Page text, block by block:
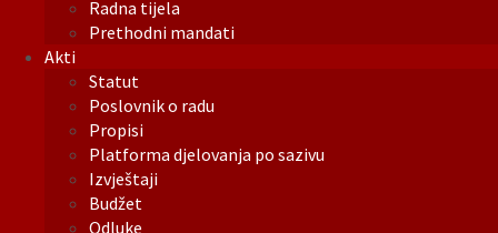
Radna tijela
Prethodni mandati
Akti
Statut
Poslovnik o radu
Propisi
Platforma djelovanja po sazivu
Izvještaji
Budžet
Odluke